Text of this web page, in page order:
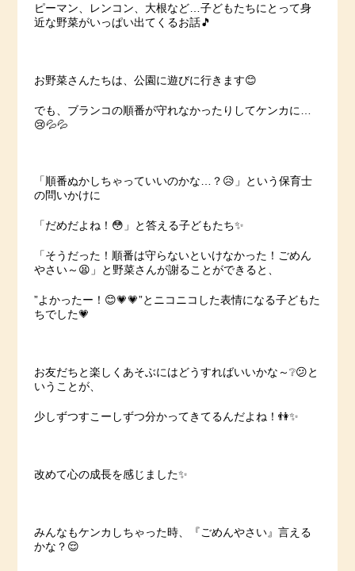
ピーマン、レンコン、大根など…子どもたちにとって身
近な野菜がいっぱい出てくるお話🎵
お野菜さんたちは、公園に遊びに行きます😊
でも、ブランコの順番が守れなかったりしてケンカに…
😢💦💦
「順番ぬかしちゃっていいのかな…？😥」という保育士
の問いかけに
「だめだよね！😳」と答える子どもたち✨
「そうだった！順番は守らないといけなかった！ごめん
やさい～😫」と野菜さんが謝ることができると、
”よかったー！😊💗💗”とニコニコした表情になる子どもた
ちでした💗
お友だちと楽しくあそぶにはどうすればいいかな～❔😕と
いうことが、
少しずつすこーしずつ分かってきてるんだよね！👫✨
改めて心の成長を感じました✨
みんなもケンカしちゃった時、『ごめんやさい』言える
かな？😌